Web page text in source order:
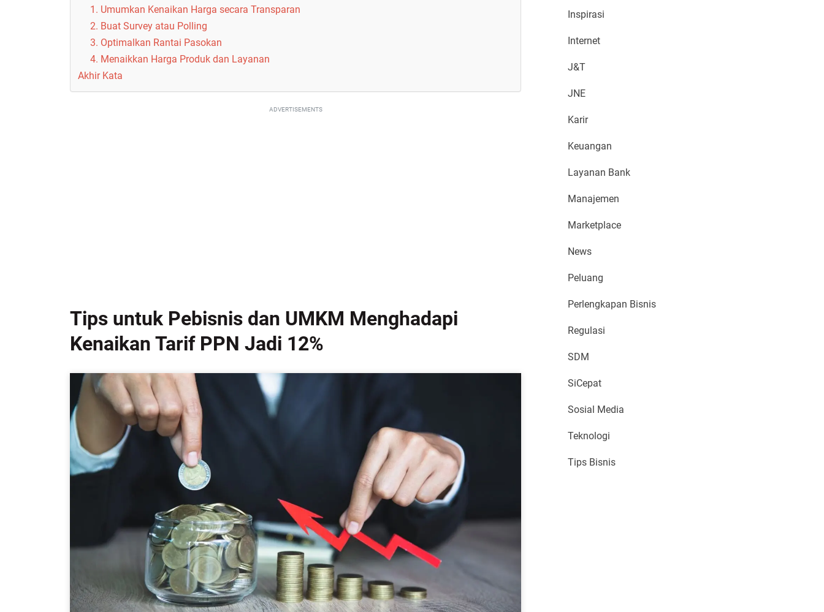
1. Umumkan Kenaikan Harga secara Transparan
2. Buat Survey atau Polling
3. Optimalkan Rantai Pasokan
4. Menaikkan Harga Produk dan Layanan
Akhir Kata
ADVERTISEMENTS
Tips untuk Pebisnis dan UMKM Menghadapi
Kenaikan Tarif PPN Jadi 12%
Inspirasi
Internet
J&T
JNE
Karir
Keuangan
Layanan Bank
Manajemen
Marketplace
News
Peluang
Perlengkapan Bisnis
Regulasi
SDM
SiCepat
Sosial Media
Teknologi
Tips Bisnis